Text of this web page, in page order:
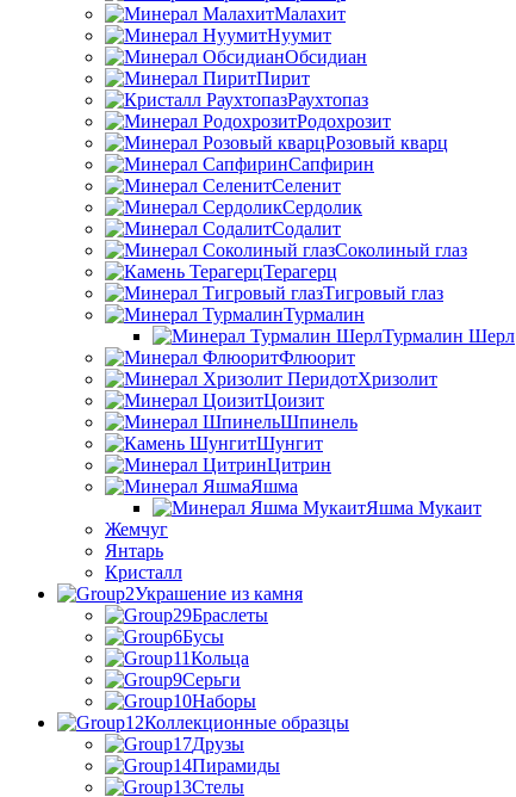
Малахит
Нуумит
Обсидиан
Пирит
Раухтопаз
Родохрозит
Розовый кварц
Сапфирин
Селенит
Сердолик
Содалит
Соколиный глаз
Терагерц
Тигровый глаз
Турмалин
Турмалин Шерл
Флюорит
Хризолит
Цоизит
Шпинель
Шунгит
Цитрин
Яшма
Яшма Мукаит
Жемчуг
Янтарь
Кристалл
Украшение из камня
Браслеты
Бусы
Кольца
Серьги
Наборы
Коллекционные образцы
Друзы
Пирамиды
Стелы